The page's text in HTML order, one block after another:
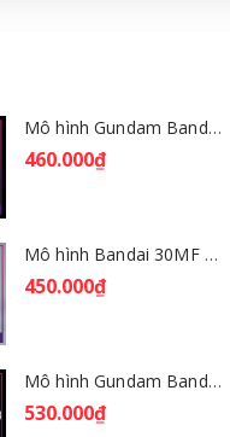
Mô hình Gundam Bandai HGGQ Zaku 1/144 – MSG GQuuuuuuX [GDB] [BHG]
460.000₫
Mô hình Bandai 30MF Rosan Wizard [GDB] [30MF]
450.000₫
Mô hình Gundam Bandai HGGQ Xavier's Gyan Hakuji-Packs 1/144 [GDB] [BHG]
530.000₫